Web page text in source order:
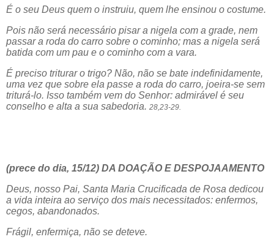
É o seu Deus quem o instruiu, quem lhe ensinou o costume.
Pois não será necessário pisar a nigela com a grade, nem
passar a roda do carro sobre o cominho; mas a nigela será
batida com um pau e o cominho com a vara.
É preciso triturar o trigo? Não, não se bate indefinidamente,
uma vez que sobre ela passe a roda do carro, joeira-se sem
triturá-lo. Isso também vem do Senhor: admirável é seu
conselho e alta a sua sabedoria. 28,23-29.
(prece do dia, 15/12) DA DOAÇÃO E DESPOJAAMENTO
Deus, nosso Pai, Santa Maria Crucificada de Rosa dedicou
a vida inteira ao serviço dos mais necessitados: enfermos,
cegos, abandonados.
Frágil, enfermiça, não se deteve.